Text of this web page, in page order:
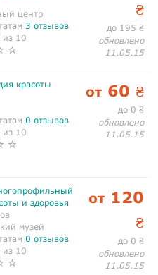
центр
3 отзывов
10
₴
до 195 ₴
обновлено
11.05.15
красоты
0 отзывов
10
от 60 ₴
до 0 ₴
обновлено
11.05.15
и здоровья
музей
0 отзывов
10
от 120
₴
до 0 ₴
обновлено
11.05.15